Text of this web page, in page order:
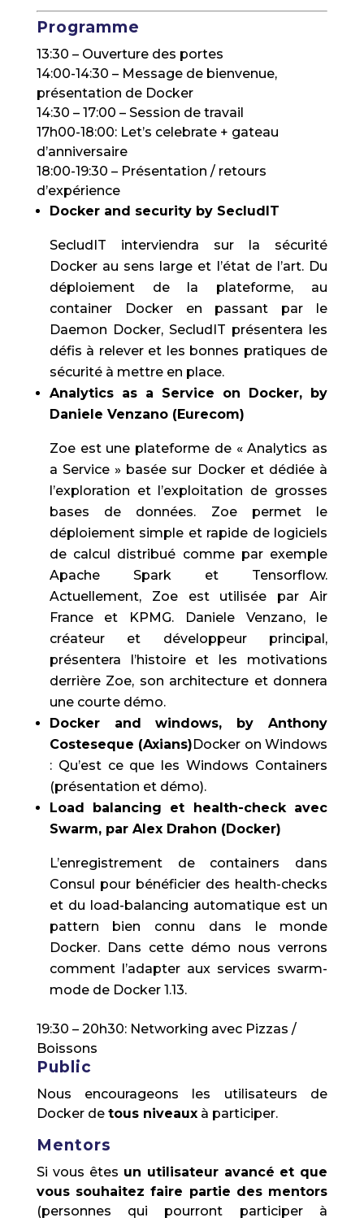
Programme
13:30 – Ouverture des portes
14:00-14:30 – Message de bienvenue,
présentation de Docker
14:30 – 17:00 – Session de travail
17h00-18:00: Let’s celebrate + gateau
d’anniversaire
18:00-19:30 – Présentation / retours
d’expérience
Docker and security by SecludIT
SecludIT interviendra sur la sécurité
Docker au sens large et l’état de l’art. Du
déploiement de la plateforme, au
container Docker en passant par le
Daemon Docker, SecludIT présentera les
défis à relever et les bonnes pratiques de
sécurité à mettre en place.
Analytics as a Service on Docker, by
Daniele Venzano (Eurecom)
Zoe est une plateforme de « Analytics as
a Service » basée sur Docker et dédiée à
l’exploration et l’exploitation de grosses
bases de données. Zoe permet le
déploiement simple et rapide de logiciels
de calcul distribué comme par exemple
Apache Spark et Tensorflow.
Actuellement, Zoe est utilisée par Air
France et KPMG. Daniele Venzano, le
créateur et développeur principal,
présentera l’histoire et les motivations
derrière Zoe, son architecture et donnera
une courte démo.
Docker and windows, by Anthony
Costeseque (Axians) Docker on Windows
: Qu’est ce que les Windows Containers
(présentation et démo).
Load balancing et health-check avec
Swarm, par Alex Drahon (Docker)
L’enregistrement de containers dans
Consul pour bénéficier des health-checks
et du load-balancing automatique est un
pattern bien connu dans le monde
Docker. Dans cette démo nous verrons
comment l’adapter aux services swarm-
mode de Docker 1.13.
19:30 – 20h30: Networking avec Pizzas /
Boissons
Public
Nous encourageons les utilisateurs de
Docker de tous niveauxà participer.
Mentors
Si vous êtes un utilisateur avancé et que
vous souhaitez faire partie des mentors
(personnes qui pourront participer à